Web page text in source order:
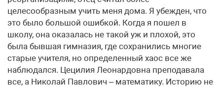
целесообразным учить меня дома. Я убежден, что
это было большой ошибкой. Когда я пошел в
школу, она оказалась не такой уж и плохой, это
была бывшая гимназия, где сохранились многие
старые учителя, но определенный хаос все же
наблюдался. Цецилия Леонардовна преподавала
все, а Николай Павлович – математику. Историю не